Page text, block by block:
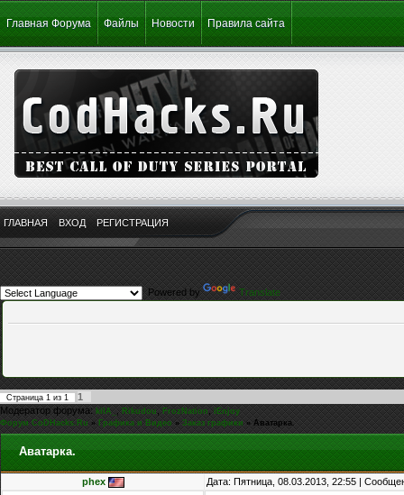
Главная Форума Файлы Новости Правила сайта
ГЛАВНАЯ ВХОД РЕГИСТРАЦИЯ
Powered by Translate
Страница 1 из 1
1
Модератор форума: kiIA_, Rikudou, FrozNation,iEnjoy
Форум CoDHacks.Ru » Графика и Видео » Заказ графики » Аватарка.
Аватарка.
phex Дата: Пятница, 08.03.2013, 22:55 |